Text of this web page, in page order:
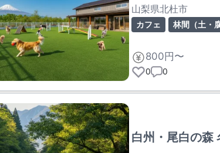
山梨県北杜市
カフェ 林間（土・
800円〜
0 0
白州・尾白の森